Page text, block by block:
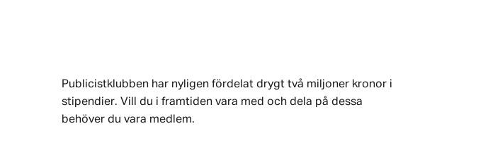
Publicistklubben har nyligen fördelat drygt två miljoner kronor i
stipendier. Vill du i framtiden vara med och dela på dessa
behöver du vara medlem.